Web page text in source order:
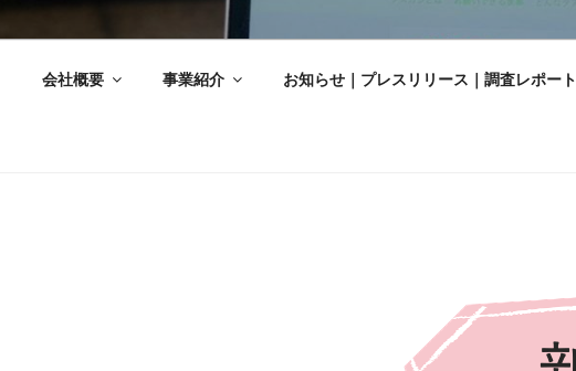
会社概要 事業紹介 お知らせ｜プレスリリース｜調査レポート